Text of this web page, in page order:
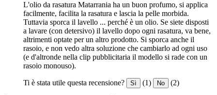
L'olio da rasatura Matarrania ha un buon profumo, si applica
facilmente, facilita la rasatura e lascia la pelle morbida.
Tuttavia sporca il lavello ... perché è un olio. Se siete disposti
a lavare (con detersivo) il lavello dopo ogni rasatura, va bene,
altrimenti optate per un altro prodotto. Si sporca anche il
rasoio, e non vedo altra soluzione che cambiarlo ad ogni uso
(e d'altronde nella clip pubblicitaria il modello si rade con un
rasoio monouso).
Ti è stata utile questa recensione? Sì (1) No (2)